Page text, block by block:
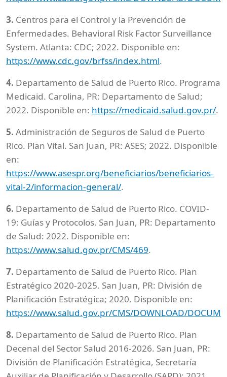
3. Centros para el Control y la Prevención de
Enfermedades. Behavioral Risk Factor Surveillance
System. Atlanta: CDC; 2022. Disponible en:
https://www.cdc.gov/brfss/index.html.
4. Departamento de Salud de Puerto Rico. Programa
Medicaid. Carolina, PR: Departamento de Salud;
2022. Disponible en: https://medicaid.salud.gov.pr/.
5. Administración de Seguros de Salud de Puerto
Rico. Plan Vital. San Juan, PR: ASES; 2022. Disponible
en:
https://www.asespr.org/beneficiarios/beneficiarios-
vital-2/informacion-general/.
6. Departamento de Salud de Puerto Rico. COVID-
19: Guías y Protocolos. San Juan, PR: Departamento
de Salud: 2022. Disponible en:
https://www.salud.gov.pr/CMS/469.
7. Departamento de Salud de Puerto Rico. Plan
Estratégico 2020-2025. San Juan, PR: División de
Planificación Estratégica; 2020. Disponible en:
https://www.salud.gov.pr/CMS/DOWNLOAD/
8. Departamento de Salud de Puerto Rico. Plan
Decenal del Sector Salud 2016-2026. San Juan, PR:
División de Planificación Estratégica, Secretaría